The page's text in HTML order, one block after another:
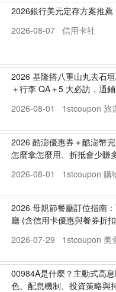
2026銀行美元定存方案推
2026-08-07
信用卡社
2026 基隆搭八重山丸去石
＋行李 QA＋5 大必訪，通
2026-08-01
1stcoupon 旅
2026 酷澎優惠券＋酷澎幣
怎麼拿怎麼用、折抵會少賺
2026-08-01
1stcoupon 購
2026 母親節餐廳訂位指南
廳 (含信用卡優惠與餐券折
2026-07-29
1stcoupon 美
00984A是什麼？主動式高
色、配息機制、投資策略與